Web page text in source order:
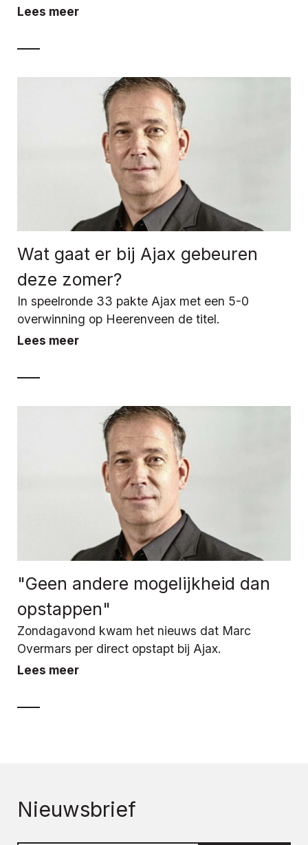
Lees meer
Wat gaat er bij Ajax gebeuren
deze zomer?
In speelronde 33 pakte Ajax met een 5-0
overwinning op Heerenveen de titel.
Lees meer
"Geen andere mogelijkheid dan
opstappen"
Zondagavond kwam het nieuws dat Marc
Overmars per direct opstapt bij Ajax.
Lees meer
Nieuwsbrief